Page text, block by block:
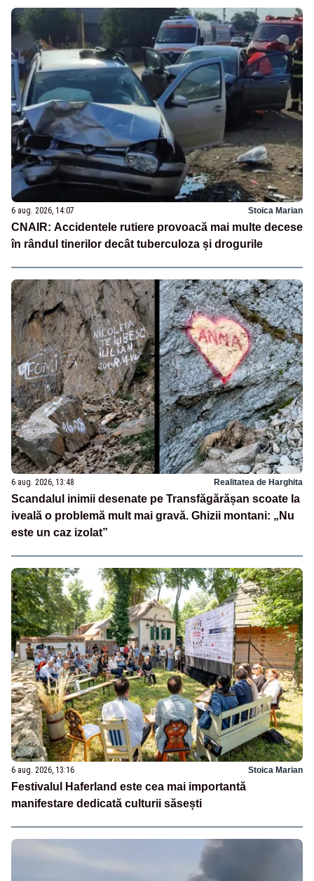
6 aug. 2026, 14:07 Stoica Marian
CNAIR: Accidentele rutiere provoacă mai multe decese
în rândul tinerilor decât tuberculoza și drogurile
6 aug. 2026, 13:48 Realitatea de Harghita
Scandalul inimii desenate pe Transfăgărășan scoate la
iveală o problemă mult mai gravă. Ghizii montani: „Nu
este un caz izolat”
6 aug. 2026, 13:16 Stoica Marian
Festivalul Haferland este cea mai importantă
manifestare dedicată culturii săsești